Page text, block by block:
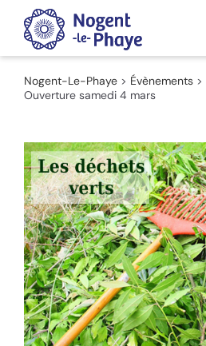
Passer
contenu
Nogent-Le-Phaye > Évènements >
Ouverture samedi 4 mars